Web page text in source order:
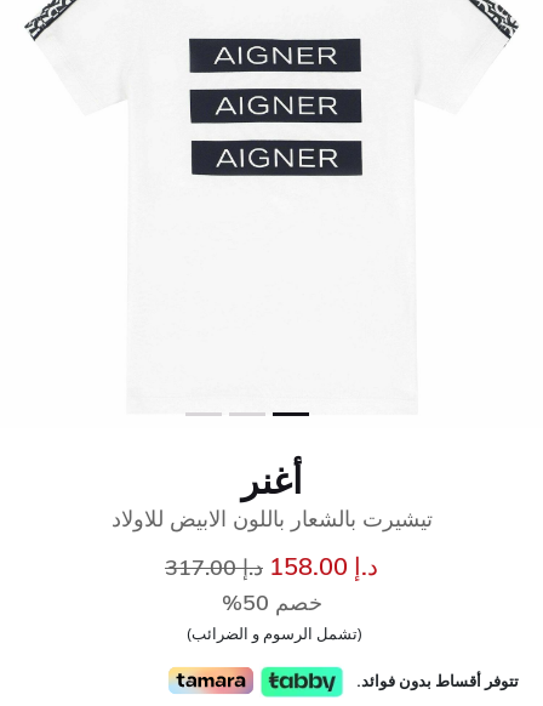
أغنر
تيشيرت بالشعار باللون الابيض للاولاد
د.إ 158.00 سعر مخفض مند.إ 317.00
خصم 50%
(تشمل الرسوم و الضرائب)
تتوفر أقساط بدون فوائد.